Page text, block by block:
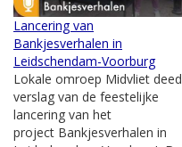
Lancering van
Bankjesverhalen in
Leidschendam-Voorburg
Lokale omroep Midvliet deed
verslag van de feestelijke
lancering van het
project Bankjesverhalen in